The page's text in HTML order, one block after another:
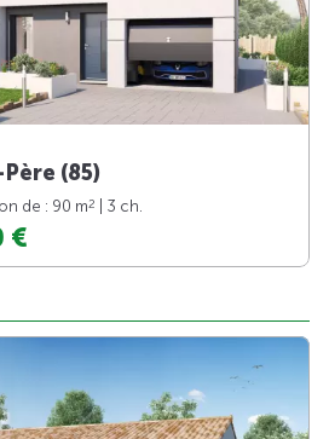
(85)
de : 90 m2
| 3 ch.
€